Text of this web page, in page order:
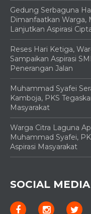
Gedung Serbaguna
Dimanfaatkan Warga,
Lanjutkan Aspirasi
Reses Hari Ketiga,
Sampaikan Aspirasi
Penerangan Jalan
Muhammad Syafei
Kamboja, PKS
Masyarakat
Warga Citra Laguna
Muhammad Syafei,
Aspirasi Masyarakat
SOCIAL MEDIA